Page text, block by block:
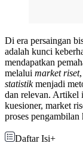
Di era persaingan
adalah kunci
mendapatkan
melalui market riset
statistikmenjadi
dan relevan. Artikel
kuesioner, market
proses pengambilan
Daftar Isi+